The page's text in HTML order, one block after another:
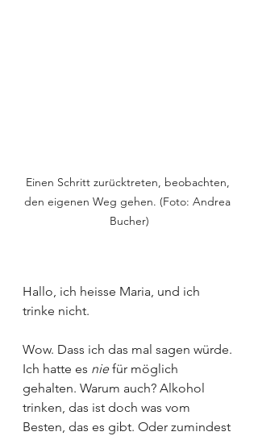
Einen Schritt zurücktreten, beobachten,
den eigenen Weg gehen. (Foto: Andrea
Bucher)
Hallo, ich heisse Maria, und ich
trinke nicht.
Wow. Dass ich das mal sagen würde.
Ich hatte es nie für möglich
gehalten. Warum auch? Alkohol
trinken, das ist doch was vom
Besten, das es gibt. Oder zumindest